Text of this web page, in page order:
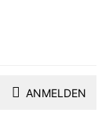
ANMELDEN